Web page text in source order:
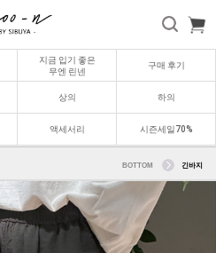
지금 입기 좋은
무엔 린넨
구매 후기
상의 하의
액세서리 시즌세일70%
BOTTOM 긴바지